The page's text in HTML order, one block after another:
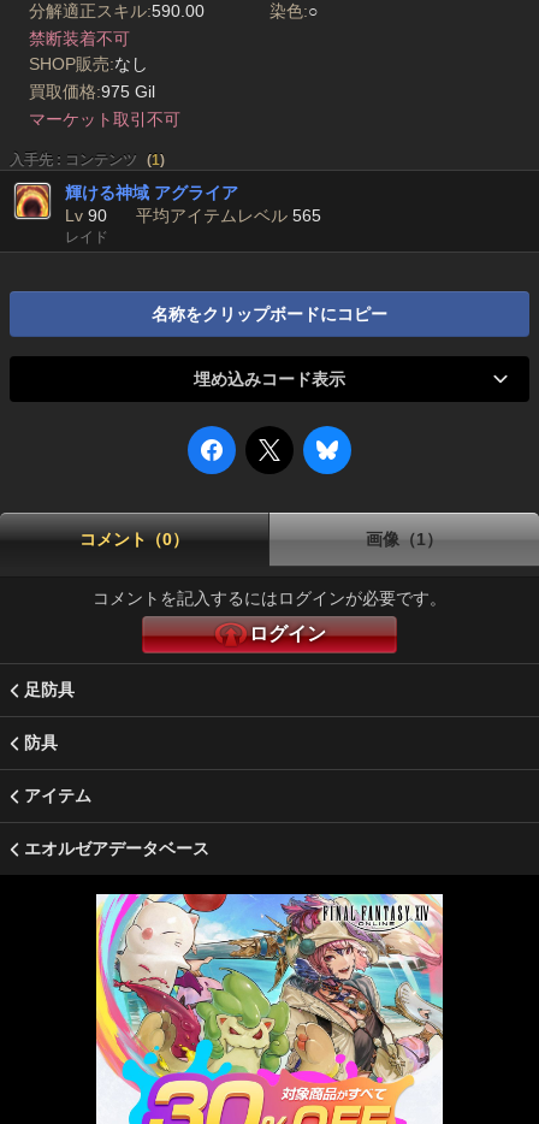
分解適正スキル:590.00 染色:○
禁断装着不可
SHOP販売:なし
買取価格:975 Gil
マーケット取引不可
入手先 : コンテンツ (1)
輝ける神域 アグライア
Lv 90 平均アイテムレベル 565
レイド
名称をクリップボードにコピー
埋め込みコード表示
コメント（0） 画像（1）
コメントを記入するにはログインが必要です。
ログイン
足防具
防具
アイテム
エオルゼアデータベース